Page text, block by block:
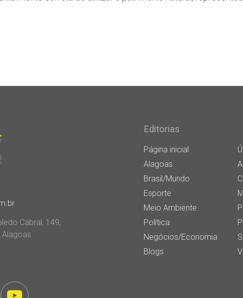
Cabral, 149,
Alagoas
Editorias
Página inicial
Alagoas
Brasil/Mundo
Esporte
Meio Ambiente
Política
Negócios/Economia
Blogs